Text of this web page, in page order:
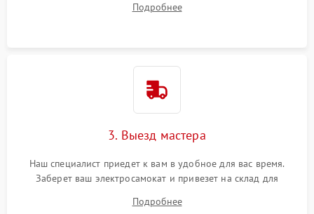
Подробнее
3. Выезд мастера
Наш специалист приедет к вам в удобное для вас время.
Заберет ваш электросамокат и привезет на склад для
Подробнее